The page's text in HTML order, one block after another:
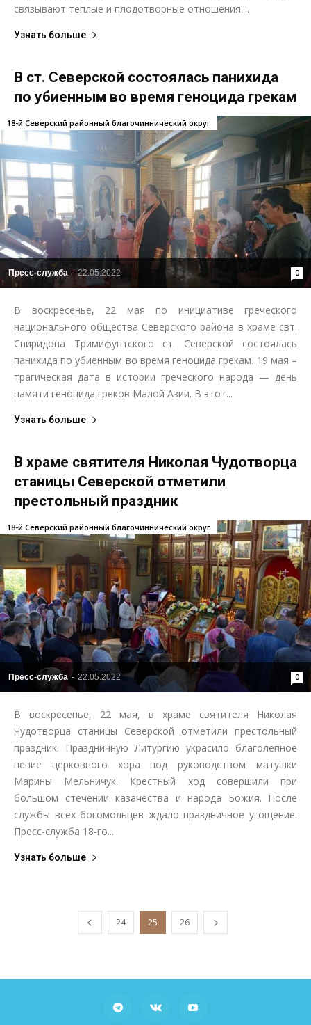
связывают тёплые и плодотворные отношения....
Узнать больше
В ст. Северской состоялась панихида
по убиенным во время геноцида грекам
Пресс-служба - 22.05.2022 0
18-й Северский районный благочиннический округ
В воскресенье, 22 мая по инициативе греческого
национального общества Северского района в храме свт.
Спиридона Тримифунтского ст. Северской состоялась
панихида по убиенным во время геноцида грекам. 19 мая –
трагическая дата в истории греческого народа — день
памяти геноцида греков Малой Азии. В этот...
Узнать больше
В храме святителя Николая Чудотворца
станицы Северской отметили
престольный праздник
Пресс-служба - 22.05.2022 0
18-й Северский районный благочиннический округ
В воскресенье, 22 мая, в храме святителя Николая
Чудотворца станицы Северской отметили престольный
праздник. Праздничную Литургию украсило благолепное
пение церковного хора под руководством матушки
Марины Мельничук. Крестный ход совершили при
большом стечении казачества и народа Божия. После
службы всех богомольцев ждало праздничное угощение.
Пресс-служба 18-го...
Узнать больше
24 25 26